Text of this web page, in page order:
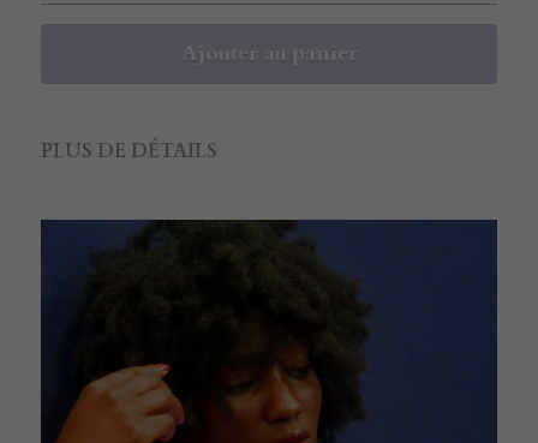
Ajouter au panier
PLUS DE DÉTAILS